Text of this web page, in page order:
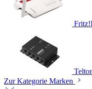
Zur Kategorie Marken